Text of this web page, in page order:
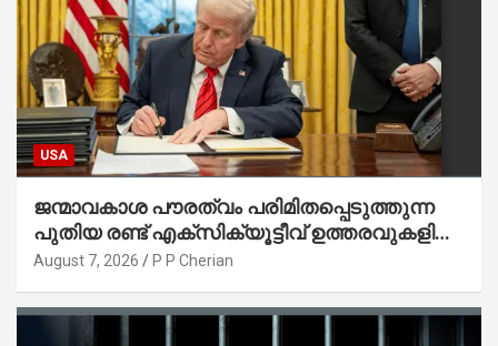
USA
ജന്മാവകാശ പൗരത്വം പരിമിതപ്പെടുത്തുന്ന
പുതിയ രണ്ട് എക്സിക്യൂട്ടീവ് ഉത്തരവുകളിൽ
ട്രംപ് ഒപ്പുവെച്ചു
August 7, 2026 P P Cherian